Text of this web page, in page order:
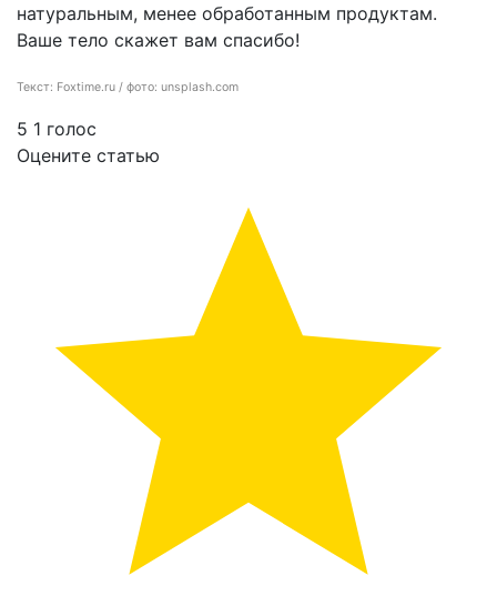
натуральным, менее обработанным продуктам.
Ваше тело скажет вам спасибо!
Текст: Foxtime.ru / фото: unsplash.com
5 1 голос
Оцените статью